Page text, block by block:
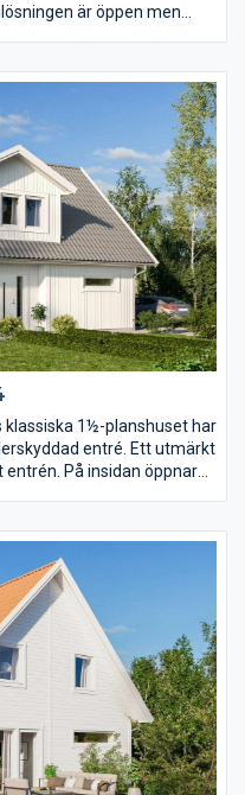
är öppen men
klassiska 1½-planshuset har
entré. Ett utmärkt
På insidan öppnar
gärna på bottenvåningen